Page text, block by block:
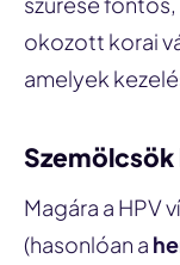
okozott korai
amelyek
Szemölcsök
Magára a HPV
(hasonlóan a